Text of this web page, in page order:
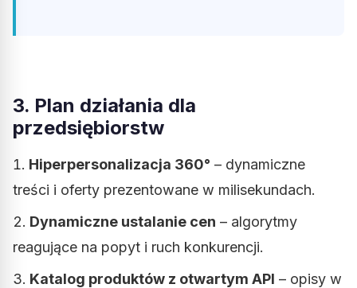
3. Plan działania dla
przedsiębiorstw
Hiperpersonalizacja 360° – dynamiczne
treści i oferty prezentowane w milisekundach.
Dynamiczne ustalanie cen – algorytmy
reagujące na popyt i ruch konkurencji.
Katalog produktów z otwartym API – opisy w